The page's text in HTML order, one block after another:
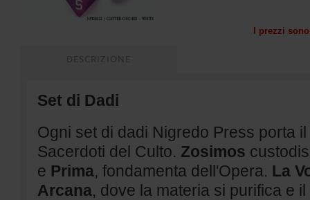
I prezzi
Set di Dadi
Ogni set di dadi Nigredo Press porta
Sacerdoti del Culto. Zosimos
e Prima, fondamenta dell'Opera. La
Arcana, dove la materia si purifica e